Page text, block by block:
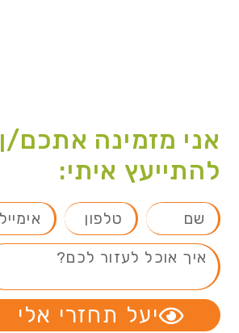
אני מזמינה אתכם/ן
להתייעץ איתי:
יעל תחזרי אלי